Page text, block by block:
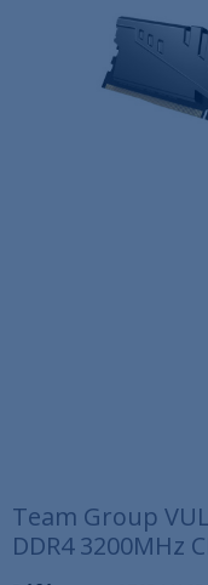
Team Group
DDR4 3200MHz